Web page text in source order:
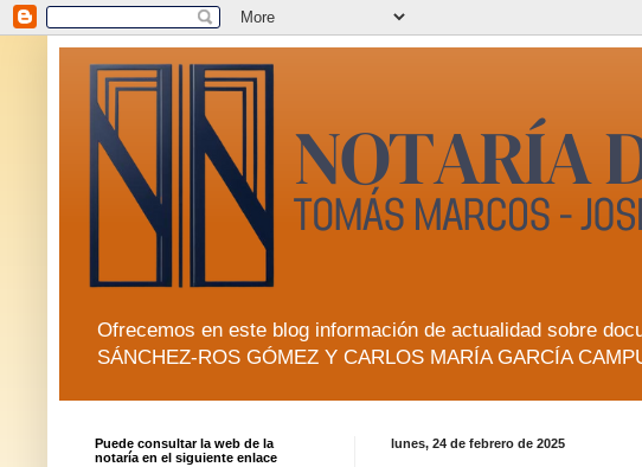
Ofrecemos en este blog información de actualidad sobre
SÁNCHEZ-ROS GÓMEZ Y CARLOS MARÍA GARCÍA
lunes, 24 de febrero de 2025
Puede consultar la web de la
notaría en el siguiente enlace